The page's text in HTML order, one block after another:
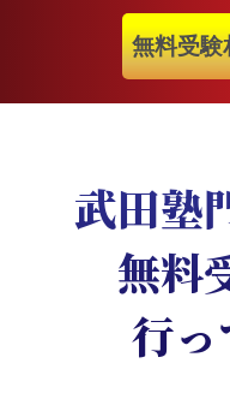
無料受験
武田塾
無料
行